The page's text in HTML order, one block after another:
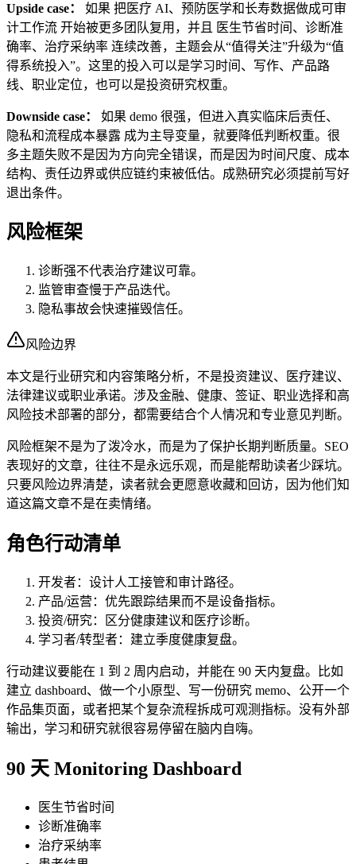
Upside case：
如果 把医疗 AI、预防医学和长寿数据做成可审
计工作流 开始被更多团队复用，并且 医生节省时间、诊断准
确率、治疗采纳率 连续改善，主题会从“值得关注”升级为“值
得系统投入”。这里的投入可以是学习时间、写作、产品路
线、职业定位，也可以是投资研究权重。
Downside case：
如果 demo 很强，但进入真实临床后责任、
隐私和流程成本暴露 成为主导变量，就要降低判断权重。很
多主题失败不是因为方向完全错误，而是因为时间尺度、成本
结构、责任边界或供应链约束被低估。成熟研究必须提前写好
退出条件。
风险框架
诊断强不代表治疗建议可靠。
监管审查慢于产品迭代。
隐私事故会快速摧毁信任。
风险边界
本文是行业研究和内容策略分析，不是投资建议、医疗建议、
法律建议或职业承诺。涉及金融、健康、签证、职业选择和高
风险技术部署的部分，都需要结合个人情况和专业意见判断。
风险框架不是为了泼冷水，而是为了保护长期判断质量。SEO
表现好的文章，往往不是永远乐观，而是能帮助读者少踩坑。
只要风险边界清楚，读者就会更愿意收藏和回访，因为他们知
道这篇文章不是在卖情绪。
角色行动清单
开发者：设计人工接管和审计路径。
产品/运营：优先跟踪结果而不是设备指标。
投资/研究：区分健康建议和医疗诊断。
学习者/转型者：建立季度健康复盘。
行动建议要能在 1 到 2 周内启动，并能在 90 天内复盘。比如
建立 dashboard、做一个小原型、写一份研究 memo、公开一个
作品集页面，或者把某个复杂流程拆成可观测指标。没有外部
输出，学习和研究就很容易停留在脑内自嗨。
90 天 Monitoring Dashboard
医生节省时间
诊断准确率
治疗采纳率